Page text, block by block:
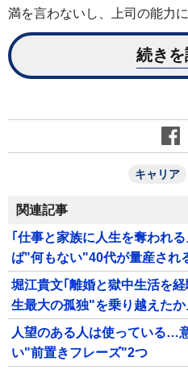
満を言わないし、上司の能力
続き
キャリア
関連記事
｢仕事と家族に人生を奪われ
ば"何もない"40代が量産され
堀江貴文｢離婚と獄中生活を
生最大の孤独"を乗り越えたか
人望のある人は使っている…
い"前置きフレーズ"2つ